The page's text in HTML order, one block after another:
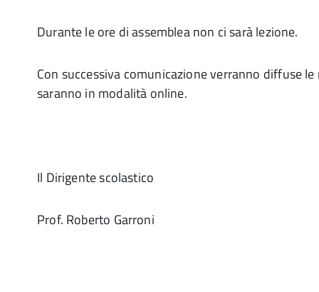
Durante le ore di assemblea non ci sarà lezione.
Con successiva comunicazione verranno diffuse
saranno in modalità online.
Il Dirigente scolastico
Prof. Roberto Garroni